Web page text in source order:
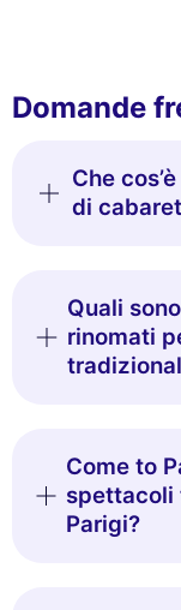
Domande
Che
di
Quali
rinomati
Come to
spettacoli
Parigi?